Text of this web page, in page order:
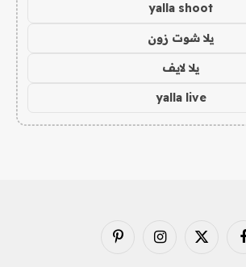
yalla shoot
يلا شوت زون
يلا لايف
yalla live
فيسبوك X
الانستغرامبينتيريست